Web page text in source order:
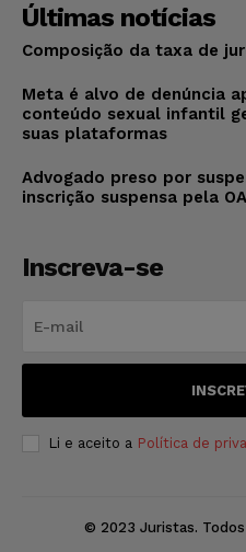
Últimas notícias
Composição da taxa de
Meta é alvo de denúncia
conteúdo sexual infantil
suas plataformas
Advogado preso por
inscrição suspensa pela
Inscreva-se
Li e aceito a Política de
© 2023 Juristas.